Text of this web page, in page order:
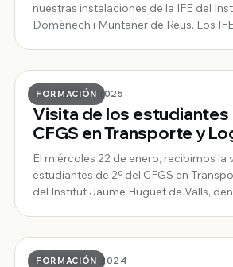
nuestras instalaciones de la IFE del
Domènech i Muntaner de Reus. Los
especiales.
FORMACIÓN
27 · ENERO · 2025
Visita de los estudiantes
CFGS en Transporte y
Institut Jaume Huguet de
El miércoles 22 de enero, recibimos la
estudiantes de 2º del CFGS en
del Institut Jaume Huguet de Valls,
FORMACIÓN
14 · MARZO · 2024